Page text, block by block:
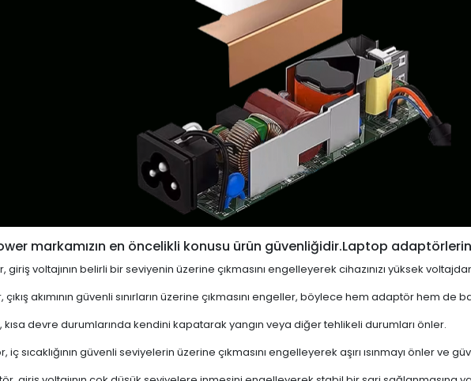
markamızın en öncelikli konusu ürün güvenliğidir.Laptop
giriş voltajının belirli bir seviyenin üzerine çıkmasını engelleyerek cihazınızı yüksek
akımının güvenli sınırların üzerine çıkmasını engeller, böylece hem adaptör hem de
devre durumlarında kendini kapatarak yangın veya diğer tehlikeli durumları önler.
iç sıcaklığının güvenli seviyelerin üzerine çıkmasını engelleyerek aşırı ısınmayı önler ve